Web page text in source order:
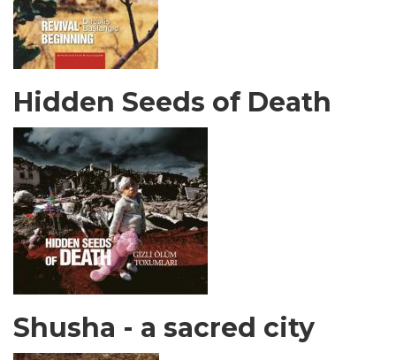
Hidden Seeds of Death
Shusha - a sacred city